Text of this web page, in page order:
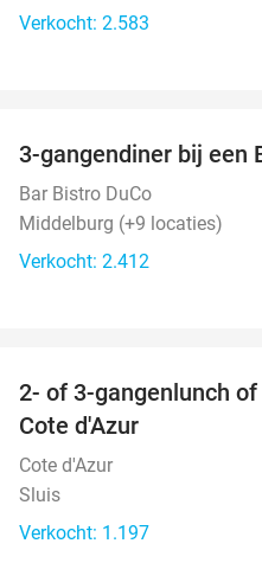
Verkocht: 2.583
3-gangendiner bij een
Bar Bistro DuCo
Middelburg (+9 locaties)
Verkocht: 2.412
2- of 3-gangenlunch
Cote d'Azur
Cote d'Azur
Sluis
Verkocht: 1.197